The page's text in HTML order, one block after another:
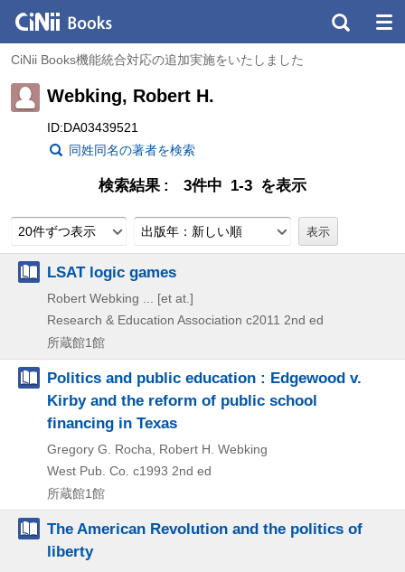
CiNii Books機能統合対応の追加実施をいたしました
Webking, Robert H.
ID:DA03439521
同姓同名の著者を検索
検索結果 3件中 1-3 を表示
20件ずつ表示 出版年：新しい順
LSAT logic games
Robert Webking ... [et at.]
Research & Education Association c2011 2nd ed
所蔵館1館
Politics and public education : Edgewood v.
Kirby and the reform of public school
financing in Texas
Gregory G. Rocha, Robert H. Webking
West Pub. Co. c1993 2nd ed
所蔵館1館
The American Revolution and the politics of
liberty